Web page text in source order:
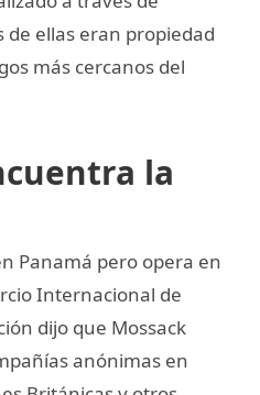
ellas eran propiedad
más cercanos del
la
Panamá pero opera en
Internacional de
dijo que Mossack
anónimas en